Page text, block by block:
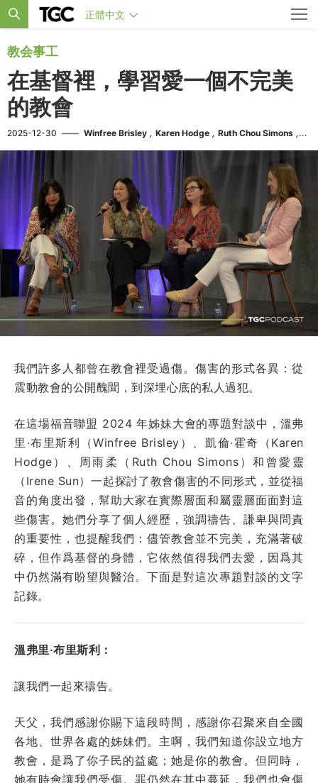
正體中文
教会事工
在基督裡，學習愛一個不完美
的教會
2025-12-30 —— Winfree Brisley , Karen Hodge , Ruth Chou Simons ,
我們許多人都曾在教會裡受過傷。傷害的形式各異：從
震動教會的公開醜聞，到深埋心底的私人過犯。
在這場福音聯盟 2024 年姊妹大會的專題對談中，溫弗
里·布里斯利（Winfree Brisley）、凱倫·霍奇（Karen
Hodge）、周雨柔（Ruth Chou Simons）和曾愛靈
（Irene Sun）一起探討了教會傷害的不同形式，並從福
音的角度出發，幫助大家在實際層面和屬靈層面面對這
些傷害。她們分享了個人經歷，強調禱告、謙卑與問責
的重要性，也提醒我們：儘管教會並不完美，充滿著破
碎，但作爲基督的身體，它依然值得我們去愛，因爲其
中仍然滿有盼望與醫治。下面是對這次專題對談的文字
記錄。
溫弗里·布里斯利：
讓我們一起來禱告。
天父，我們感謝你賜下這段時間，感謝你召聚來自全國
各地、世界各處的姊妹們。主啊，我們知道你設立地方
教會，是爲了你子民的益處；她是你的教會。但同時，
她有時會讓我們受傷。罪仍然在其中蔓延，我們也會傷